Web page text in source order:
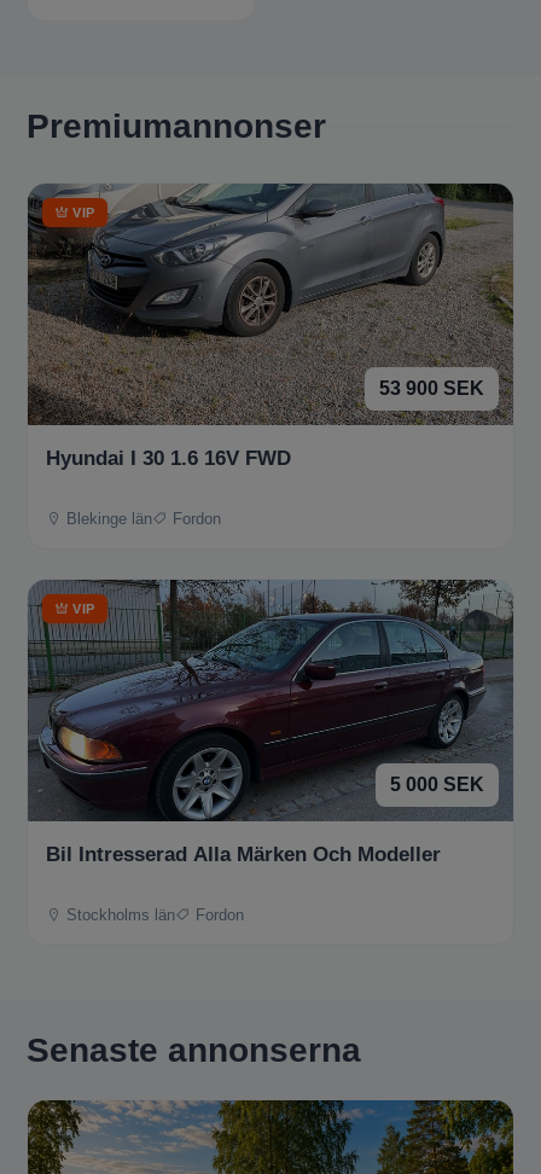
Premiumannonser
VIP
53 900 SEK
Hyundai I 30 1.6 16V FWD
Blekinge län Fordon
VIP
5 000 SEK
Bil Intresserad Alla Märken Och Modeller
Stockholms län Fordon
Senaste annonserna